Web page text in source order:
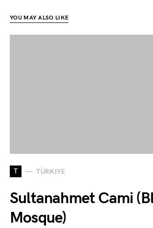
YOU MAY ALSO LIKE
T TÜRKIYE
Sultanahmet Cami
Mosque)